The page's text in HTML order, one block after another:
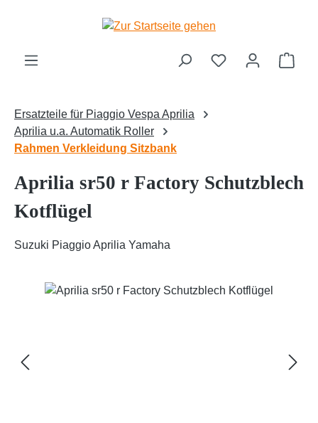
Zum Hauptinhalt springen
Ersatzteile für Piaggio Vespa Aprilia
Aprilia u.a. Automatik Roller
Rahmen Verkleidung Sitzbank
Aprilia sr50 r Factory Schutzblech
Kotflügel
Suzuki Piaggio Aprilia Yamaha
Bildergalerie überspringen